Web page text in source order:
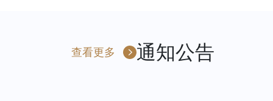
查看更多 通知公告